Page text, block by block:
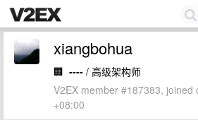
xiangbohua
🏢 ---- / 高级架构师
V2EX member #187383,
+08:00